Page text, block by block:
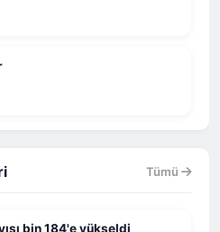
Tümü
bin 184'e yükseldi